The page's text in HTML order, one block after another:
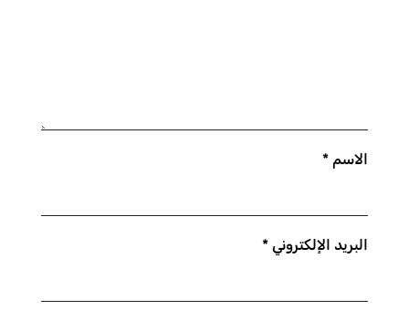
الاسم *
البريد الإلكتروني *